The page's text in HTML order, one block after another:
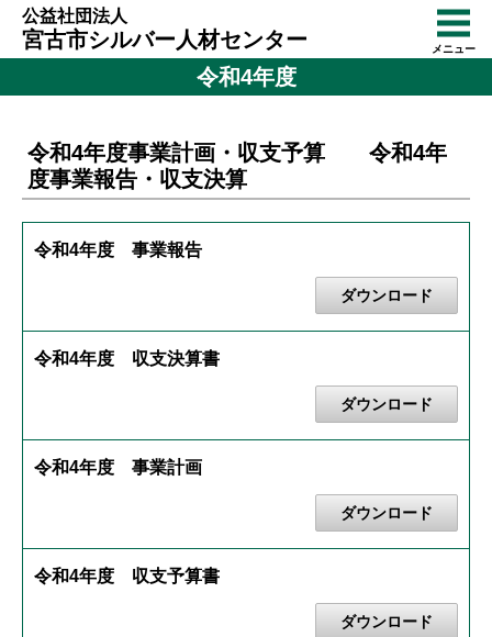
公益社団法人
宮古市シルバー人材センター メニュー
令和4年度
令和4年度事業計画・収支予算 令和4年
度事業報告・収支決算
令和4年度 事業報告
ダウンロード
令和4年度 収支決算書
ダウンロード
令和4年度 事業計画
ダウンロード
令和4年度 収支予算書
ダウンロード